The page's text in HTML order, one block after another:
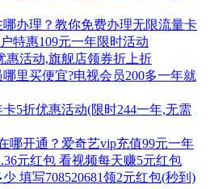
办理？教你免费办理无限流量卡
特惠109元一年限时活动
惠活动,旗舰店领券折上折
里买便宜?电视会员200多一年就
5折优惠活动(限时244一年,无需
哪开通？爱奇艺vip充值99元一年
元红包 看视频每天赚5元红包
填写708520681领2元红包(秒到)